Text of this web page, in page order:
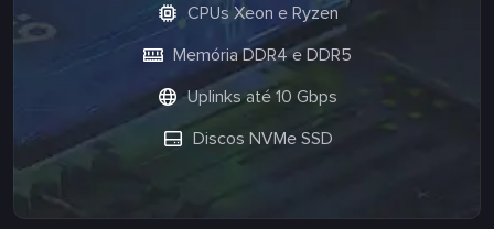
CPUs Xeon e Ryzen
Memória DDR4 e DDR5
Uplinks até 10 Gbps
Discos NVMe SSD